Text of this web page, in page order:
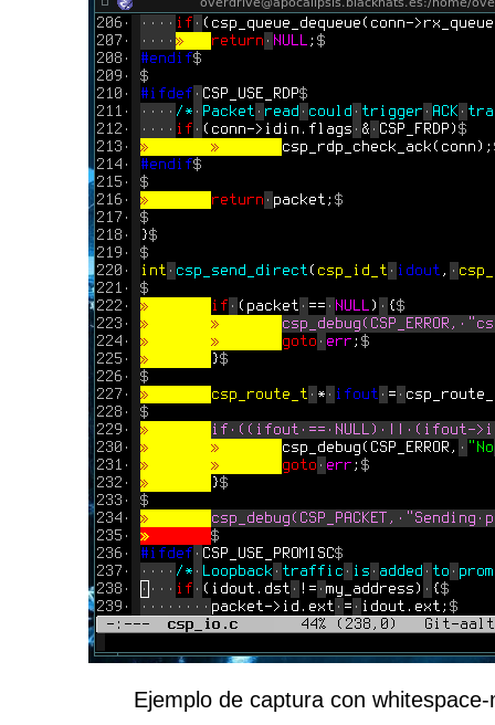
Ejemplo de captura con